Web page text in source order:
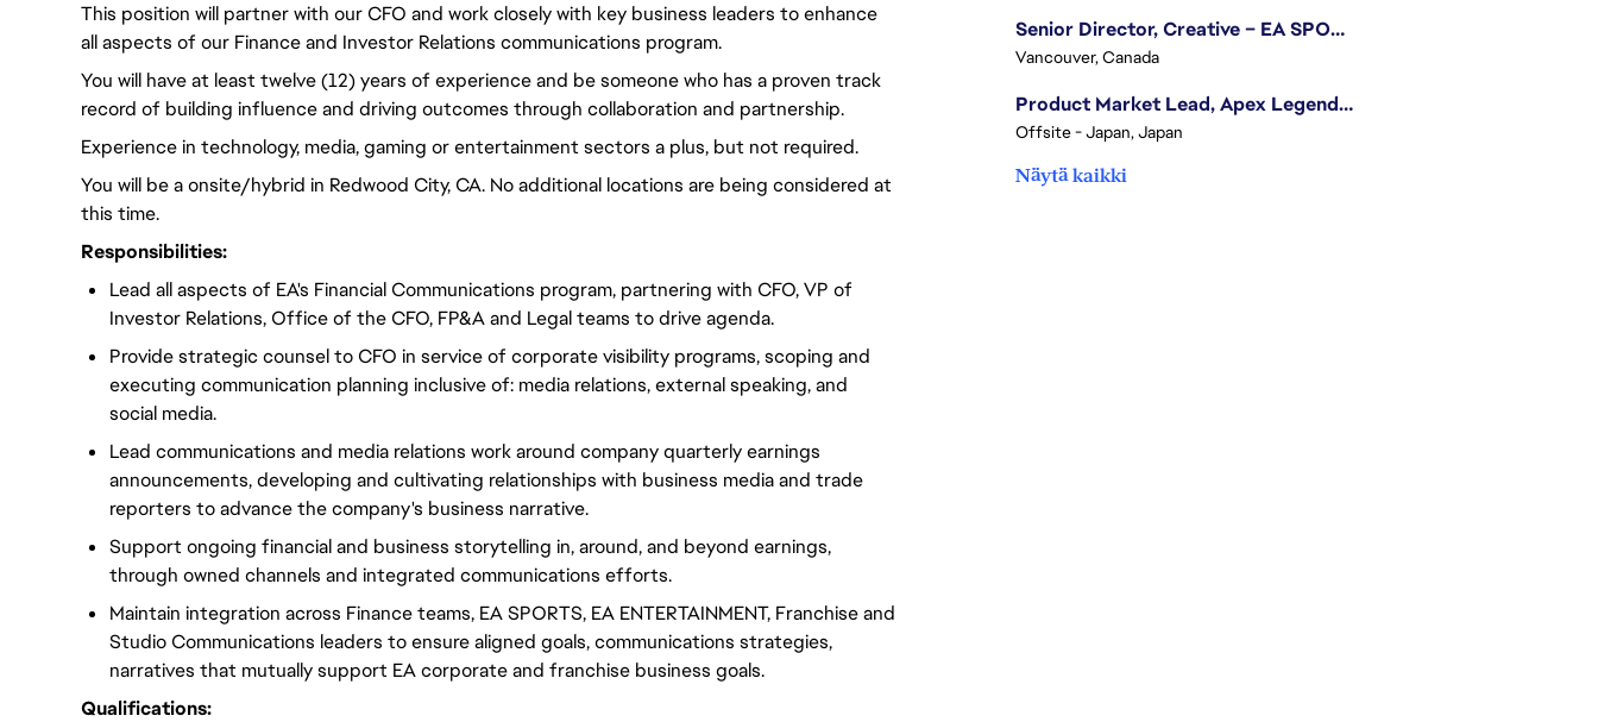
This position will partner with our CFO and work closely with key business leaders to enhance
all aspects of our Finance and Investor Relations communications program.
You will have at least twelve (12) years of experience and be someone who has a proven track
record of building influence and driving outcomes through collaboration and partnership.
Experience in technology, media, gaming or entertainment sectors a plus, but not required.
You will be a onsite/hybrid in Redwood City, CA. No additional locations are being considered at
this time.
Responsibilities:
Lead all aspects of EA's Financial Communications program, partnering with CFO, VP of
Investor Relations, Office of the CFO, FP&A and Legal teams to drive agenda.
Provide strategic counsel to CFO in service of corporate visibility programs, scoping and
executing communication planning inclusive of: media relations, external speaking, and
social media.
Lead communications and media relations work around company quarterly earnings
announcements, developing and cultivating relationships with business media and trade
reporters to advance the company's business narrative.
Support ongoing financial and business storytelling in, around, and beyond earnings,
through owned channels and integrated communications efforts.
Maintain integration across Finance teams, EA SPORTS, EA ENTERTAINMENT, Franchise and
Studio Communications leaders to ensure aligned goals, communications strategies,
narratives that mutually support EA corporate and franchise business goals.
Qualifications:
Senior Director, Creative – EA SPORTS FC
Vancouver, Canada
Product Market Lead, Apex Legends Japan
Offsite - Japan, Japan
Näytä kaikki